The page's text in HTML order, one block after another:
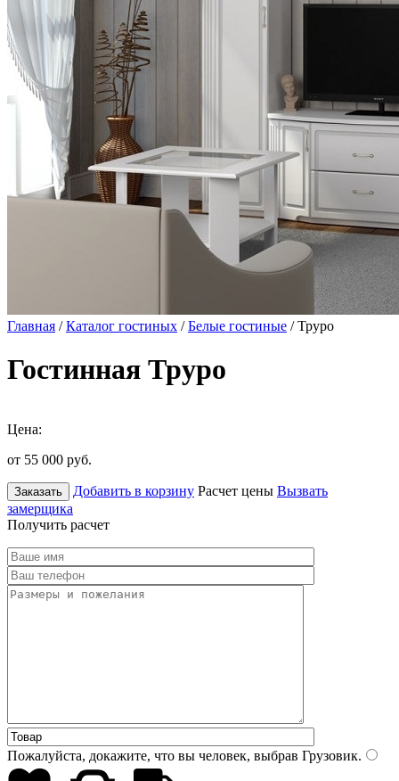
Главная /Каталог гостиных /Белые гостиные / Труро
Гостинная Труро
Цена:
от 55 000 руб.
Заказать Добавить в корзину Расчет цены Вызвать
замерщика
Получить расчет
Пожалуйста, докажите, что вы человек, выбрав Грузовик.